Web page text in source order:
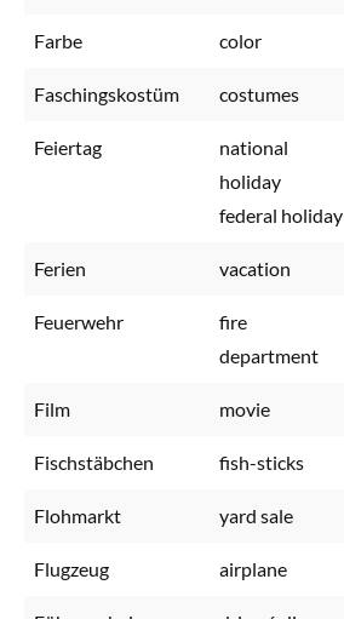
Farbe color
Faschingskostüm costumes
Feiertag
national
holiday
federal holiday
Ferien vacation
Feuerwehr
fire
department
Film movie
Fischstäbchen fish-sticks
Flohmarkt yard sale
Flugzeug airplane